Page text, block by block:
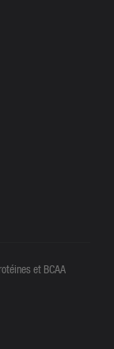
et BCAA